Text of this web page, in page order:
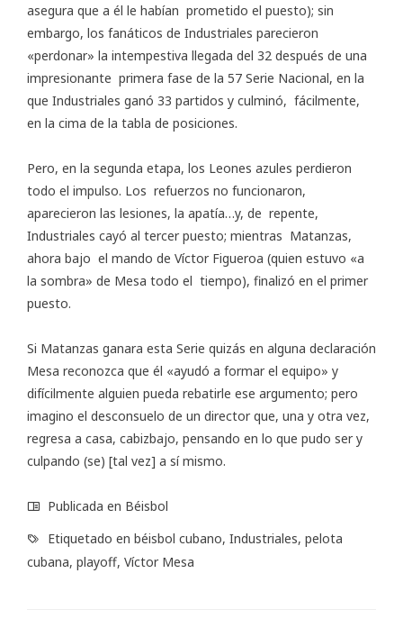
asegura que a él le habían prometido el puesto); sin
embargo, los fanáticos de Industriales parecieron
«perdonar» la intempestiva llegada del 32 después de una
impresionante primera fase de la 57 Serie Nacional, en la
que Industriales ganó 33 partidos y culminó, fácilmente,
en la cima de la tabla de posiciones.
Pero, en la segunda etapa, los Leones azules perdieron
todo el impulso. Los refuerzos no funcionaron,
aparecieron las lesiones, la apatía…y, de repente,
Industriales cayó al tercer puesto; mientras Matanzas,
ahora bajo el mando de Víctor Figueroa (quien estuvo «a
la sombra» de Mesa todo el tiempo), finalizó en el primer
puesto.
Si Matanzas ganara esta Serie quizás en alguna declaración
Mesa reconozca que él «ayudó a formar el equipo» y
difícilmente alguien pueda rebatirle ese argumento; pero
imagino el desconsuelo de un director que, una y otra vez,
regresa a casa, cabizbajo, pensando en lo que pudo ser y
culpando (se) [tal vez] a sí mismo.
Publicada en Béisbol
Etiquetado en béisbol cubano, Industriales, pelota
cubana, playoff, Víctor Mesa